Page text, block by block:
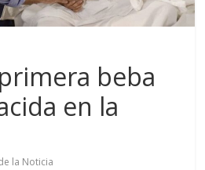
beba
en la
la Noticia